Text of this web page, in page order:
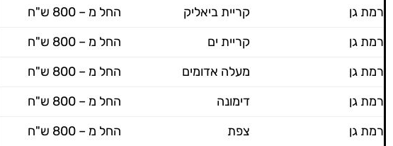
רמת גן
קריית ביאליק
החל מ – 800 ש"ח
רמת גן
קריית ים
החל מ – 800 ש"ח
רמת גן
מעלה אדומים
החל מ – 800 ש"ח
רמת גן
דימונה
החל מ – 800 ש"ח
רמת גן
צפת החל מ – 800 ש"ח